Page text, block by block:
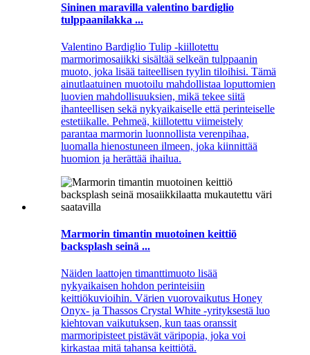
Sininen maravilla valentino bardiglio
tulppaanilakka ...
Valentino Bardiglio Tulip -kiillotettu
marmorimosaiikki sisältää selkeän tulppaanin
muoto, joka lisää taiteellisen tyylin tiloihisi. Tämä
ainutlaatuinen muotoilu mahdollistaa loputtomien
luovien mahdollisuuksien, mikä tekee siitä
ihanteellisen sekä nykyaikaiselle että perinteiselle
estetiikalle. Pehmeä, kiillotettu viimeistely
parantaa marmorin luonnollista verenpihaa,
luomalla hienostuneen ilmeen, joka kiinnittää
huomion ja herättää ihailua.
Marmorin timantin muotoinen keittiö
backsplash seinä ...
Näiden laattojen timanttimuoto lisää
nykyaikaisen hohdon perinteisiin
keittiökuvioihin. Värien vuorovaikutus Honey
Onyx- ja Thassos Crystal White -yrityksestä luo
kiehtovan vaikutuksen, kun taas oranssit
marmoripisteet pistävät väripopia, joka voi
kirkastaa mitä tahansa keittiötä.